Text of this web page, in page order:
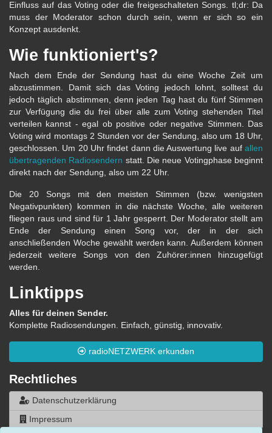
Einfluss auf das Voting oder die freigeschalteten Songs. tl;dr: Da
muss der Moderator schon durch sein, wenn er sich so ein
Konzept ausdenkt.
Wie funktioniert's?
Nach dem Ende der Sendung hast du eine Woche Zeit um
abzustimmen. Damit sich das Voting jedoch lohnt, solltest du
jedoch täglich abstimmen, denn jeden Tag hast du fünf Stimmen
zur Verfügung die du frei über alle zum Voting stehenden Titel
verteilen kannst - egal ob positive oder negative Stimmen. Das
Voting wird montags 2 Stunden vor der Sendung, also um 18 Uhr,
geschlossen. Um 20 Uhr findet dann die Auswertung live auf allen
übertragenden Radiosendern statt. Die neue Votingphase beginnt
direkt nach der Sendung, also um 22 Uhr.
Die 20 Songs mit den meisten Stimmen (bzw. wenigsten
Negativpunkten) kommen in die nächste Woche, alle weiteren
fliegen raus und sind für 1 Jahr gesperrt. Der Moderator stellt am
Ende der Sendung einen Song vor, der in der sich
anschließenden Woche gewählt werden kann. Außerdem können
jederzeit weitere Songs von den Zuhörer:innen hinzugefügt
werden.
Linktipps
Alles für deinen Sender.
Komplette Radiosendungen. Einfach, günstig, innovativ.
radioNETZWERK erkunden
Rechtliches
Datenschutzerklärung
Impressum